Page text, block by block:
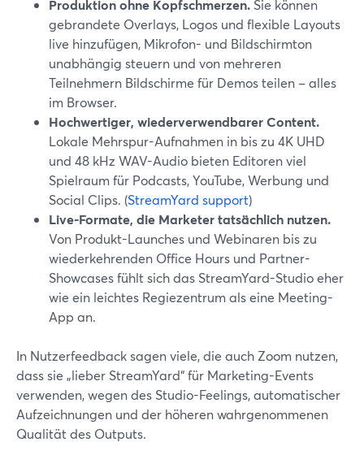
Produktion ohne Kopfschmerzen. Sie können
gebrandete Overlays, Logos und flexible Layouts
live hinzufügen, Mikrofon- und Bildschirmton
unabhängig steuern und von mehreren
Teilnehmern Bildschirme für Demos teilen – alles
im Browser.
Hochwertiger, wiederverwendbarer Content.
Lokale Mehrspur-Aufnahmen in bis zu 4K UHD
und 48 kHz WAV-Audio bieten Editoren viel
Spielraum für Podcasts, YouTube, Werbung und
Social Clips. (StreamYard support)
Live-Formate, die Marketer tatsächlich nutzen.
Von Produkt-Launches und Webinaren bis zu
wiederkehrenden Office Hours und Partner-
Showcases fühlt sich das StreamYard-Studio eher
wie ein leichtes Regiezentrum als eine Meeting-
App an.
In Nutzerfeedback sagen viele, die auch Zoom nutzen,
dass sie „lieber StreamYard“ für Marketing-Events
verwenden, wegen des Studio-Feelings, automatischer
Aufzeichnungen und der höheren wahrgenommenen
Qualität des Outputs.